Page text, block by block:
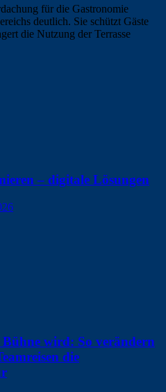
für die Gastronomie
deutlich. Sie schützt Gäste
die Nutzung der Terrasse
– digitale Lösungen
wird: So verändern
die